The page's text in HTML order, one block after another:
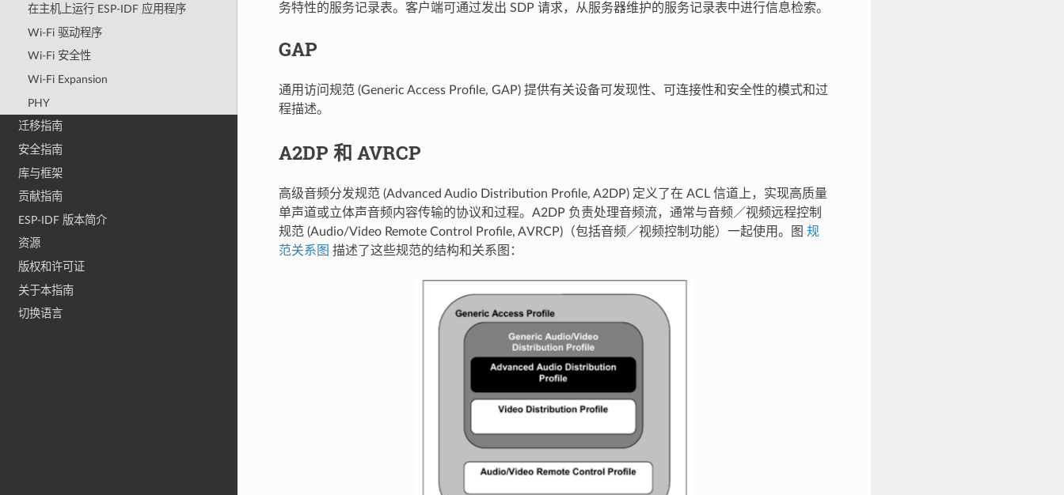
在主机上运行 ESP-IDF 应用程序
Wi-Fi 驱动程序
Wi-Fi 安全性
Wi-Fi Expansion
PHY
迁移指南
安全指南
库与框架
贡献指南
ESP-IDF 版本简介
资源
版权和许可证
关于本指南
切换语言
务特性的服务记录表。客户端可通过发出 SDP 请求，从服务器维护的服务记录表中进行信息检索。
GAP
通用访问规范 (Generic Access Profile, GAP) 提供有关设备可发现性、可连接性和安全性的模式和过
程描述。
A2DP 和 AVRCP
高级音频分发规范 (Advanced Audio Distribution Profile, A2DP) 定义了在 ACL 信道上，实现高质量
单声道或立体声音频内容传输的协议和过程。A2DP 负责处理音频流，通常与音频／视频远程控制
规范 (Audio/Video Remote Control Profile, AVRCP)（包括音频／视频控制功能）一起使用。图 规
范关系图 描述了这些规范的结构和关系图：